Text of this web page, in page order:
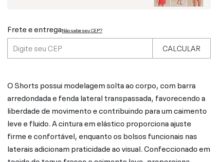
Frete e entregaNão sabe seu CEP?
CALCULAR
O Shorts possui modelagem solta ao corpo, com barra
arredondada e fenda lateral transpassada, favorecendo a
liberdade de movimento e contribuindo para um caimento
leve e fluido. A cintura em elástico proporciona ajuste
firme e confortável, enquanto os bolsos funcionais nas
laterais adicionam praticidade ao visual. Confeccionado em